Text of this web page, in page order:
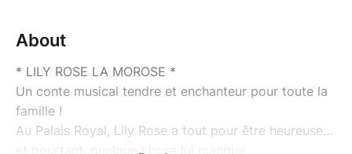
About
* LILY ROSE LA MOROSE *
Un conte musical tendre et enchanteur pour toute la
famille !
Au Palais Royal, Lily Rose a tout pour être heureuse…
et pourtant, quelque chose lui manque.